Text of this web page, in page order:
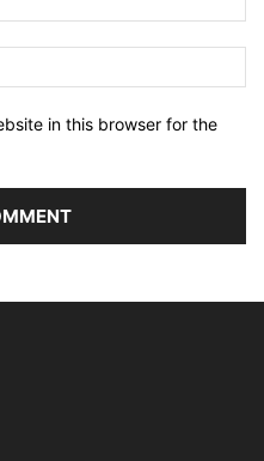
in this browser for the